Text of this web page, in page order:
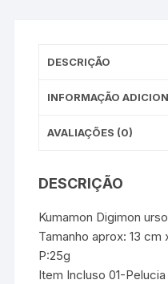
DESCRIÇÃO
INFORMAÇÃO
AVALIAÇÕES (0)
DESCRIÇÃO
Kumamon Digimon
Tamanho aprox: 13 cm
P:25g
Item Incluso 01-